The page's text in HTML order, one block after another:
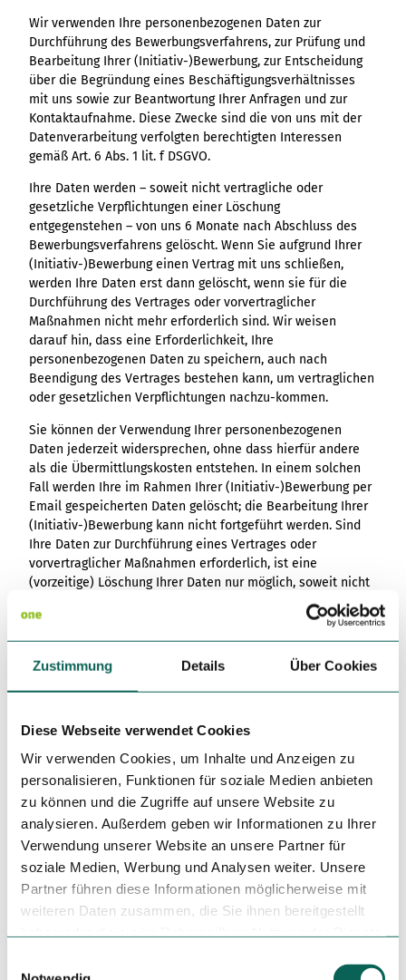
Zustimmung Details Über Cookies
Diese Webseite verwendet Cookies
Wir verwenden Cookies, um Inhalte und Anzeigen zu
personalisieren, Funktionen für soziale Medien anbieten
zu können und die Zugriffe auf unsere Website zu
analysieren. Außerdem geben wir Informationen zu Ihrer
Verwendung unserer Website an unsere Partner für
soziale Medien, Werbung und Analysen weiter. Unsere
Partner führen diese Informationen möglicherweise mit
weiteren Daten zusammen, die Sie ihnen bereitgestellt
Wir verwenden Ihre personenbezogenen Daten zur
Durchführung des Bewerbungsverfahrens, zur Prüfung und
Bearbeitung Ihrer (Initiativ-)Bewerbung, zur Entscheidung
über die Begründung eines Beschäftigungsverhältnisses
mit uns sowie zur Beantwortung Ihrer Anfragen und zur
Kontaktaufnahme. Diese Zwecke sind die von uns mit der
Datenverarbeitung verfolgten berechtigten Interessen
gemäß Art. 6 Abs. 1 lit. f DSGVO.
Ihre Daten werden – soweit nicht vertragliche oder
gesetzliche Verpflichtungen einer Löschung
entgegenstehen – von uns 6 Monate nach Abschluss des
Bewerbungsverfahrens gelöscht. Wenn Sie aufgrund Ihrer
(Initiativ-)Bewerbung einen Vertrag mit uns schließen,
werden Ihre Daten erst dann gelöscht, wenn sie für die
Durchführung des Vertrages oder vorvertraglicher
Maßnahmen nicht mehr erforderlich sind. Wir weisen
darauf hin, dass eine Erforderlichkeit, Ihre
personenbezogenen Daten zu speichern, auch nach
Beendigung des Vertrages bestehen kann, um vertraglichen
oder gesetzlichen Verpflichtungen nachzu-kommen.
Sie können der Verwendung Ihrer personenbezogenen
Daten jederzeit widersprechen, ohne dass hierfür andere
als die Übermittlungskosten entstehen. In einem solchen
Fall werden Ihre im Rahmen Ihrer (Initiativ-)Bewerbung per
Email gespeicherten Daten gelöscht; die Bearbeitung Ihrer
(Initiativ-)Bewerbung kann nicht fortgeführt werden. Sind
Ihre Daten zur Durchführung eines Vertrages oder
vorvertraglicher Maßnahmen erforderlich, ist eine
(vorzeitige) Löschung Ihrer Daten nur möglich, soweit nicht
vertragliche oder gesetzliche Verpflichtungen einer
Löschung entgegenstehen.
Datenschutzerklärung erhoben und gespeichert.
6 ERHEBUNG, VERARBEITUNG, SPEICHERUNG UND NUTZUNG
IHRER DATEN BEI NUTZUNG VON ONE.DATA
(data.destination.one)
In unserem webbasierten Redaktionssystem one.data
erfassen Redakteure unterschiedlichste Angebote. Die
Redakteure sind in Mandaten gruppiert. Die Rechte und
Pflichten aller Mandanten sind in unseren Allgemeine
Nutzungsbedingungen (ANB) für das Datenmanagement-
System one.data geregelt und unter
https://data.destination.one/Includes/ANB/ANBs_2024-01-